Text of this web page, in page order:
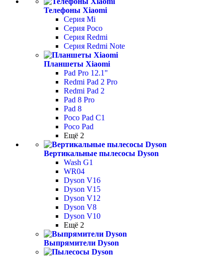
Телефоны Xiaomi
Серия Mi
Серия Poco
Серия Redmi
Серия Redmi Note
Планшеты Xiaomi
Pad Pro 12.1"
Redmi Pad 2 Pro
Redmi Pad 2
Pad 8 Pro
Pad 8
Poco Pad С1
Poco Pad
Ещё 2
Вертикальные пылесосы Dyson
Wash G1
WR04
Dyson V16
Dyson V15
Dyson V12
Dyson V8
Dyson V10
Ещё 2
Выпрямители Dyson